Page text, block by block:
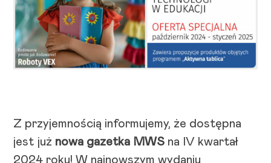
Z przyjemnością informujemy, że dostępna
jest już nowa gazetka MWS na IV kwartał
2024 roku! W najnowszym wydaniu